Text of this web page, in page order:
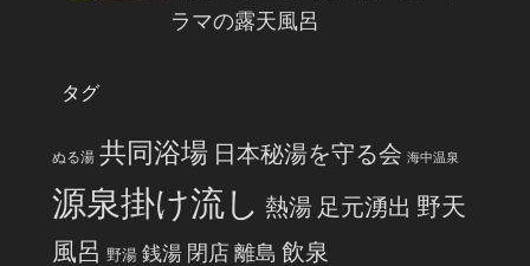
ラマの露天風呂
タグ
ぬる湯 共同浴場 日本秘湯を守る会 海中温泉
源泉掛け流し 熱湯 足元湧出 野天
風呂 野湯 銭湯 閉店 離島 飲泉